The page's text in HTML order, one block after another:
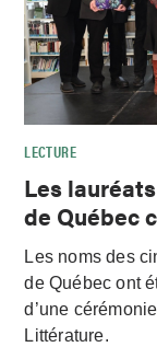
LECTURE
Les
de Québec
Les noms des
de Québec ont
d’une
Littérature.